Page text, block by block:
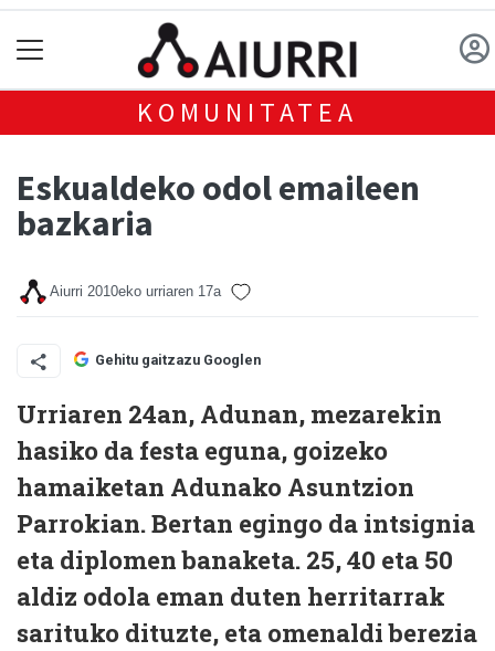
KOMUNITATEA
Eskualdeko odol emaileen
bazkaria
Aiurri 2010eko urriaren 17a
Gehitu gaitzazu Googlen
Urriaren 24an, Adunan, mezarekin
hasiko da festa eguna, goizeko
hamaiketan Adunako Asuntzion
Parrokian. Bertan egingo da intsignia
eta diplomen banaketa. 25, 40 eta 50
aldiz odola eman duten herritarrak
sarituko dituzte, eta omenaldi berezia